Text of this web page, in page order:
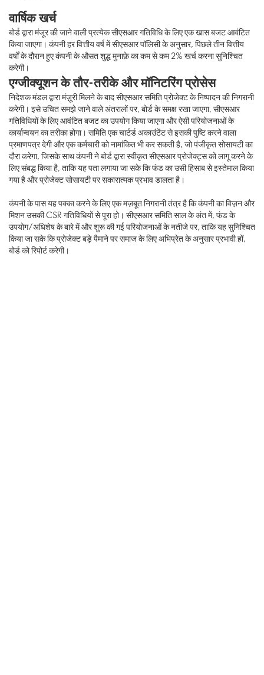
वार्षिक खर्च
बोर्ड द्वारा मंजूर की जाने वाली प्रत्येक सीएसआर गतिविधि के लिए एक खास बजट आवंटित
किया जाएगा। कंपनी हर वित्तीय वर्ष में सीएसआर पॉलिसी के अनुसार, पिछले तीन वित्तीय
वर्षों के दौरान हुए कंपनी के औसत शुद्ध मुनाफ़े का कम से कम 2% खर्च करना सुनिश्चित
करेगी।
एग्जीक्यूशन के तौर-तरीके और मॉनिटरिंग प्रोसेस
निदेशक मंडल द्वारा मंज़ूरी मिलने के बाद सीएसआर समिति प्रोजेक्ट के निष्पादन की निगरानी
करेगी। इसे उचित समझे जाने वाले अंतरालों पर, बोर्ड के समक्ष रखा जाएगा, सीएसआर
गतिविधियों के लिए आवंटित बजट का उपयोग किया जाएगा और ऐसी परियोजनाओं के
कार्यान्वयन का तरीका होगा। समिति एक चार्टर्ड अकाउंटेंट से इसकी पुष्टि करने वाला
प्रमाणपत्र देगी और एक कर्मचारी को नामांकित भी कर सकती है, जो पंजीकृत सोसायटी का
दौरा करेगा, जिसके साथ कंपनी ने बोर्ड द्वारा स्वीकृत सीएसआर प्रोजेक्ट्स को लागू करने के
लिए संबद्ध किया है, ताकि यह पता लगाया जा सके कि फंड का उसी हिसाब से इस्तेमाल किया
गया है और प्रोजेक्ट सोसायटी पर सकारात्मक प्रभाव डालता है।
कंपनी के पास यह पक्का करने के लिए एक मज़बूत निगरानी तंत्र है कि कंपनी का विज़न और
मिशन उसकी CSR गतिविधियों से पूरा हो। सीएसआर समिति साल के अंत में, फंड के
उपयोग/अधिशेष के बारे में और शुरू की गई परियोजनाओं के नतीजे पर, ताकि यह सुनिश्चित
किया जा सके कि प्रोजेक्ट बड़े पैमाने पर समाज के लिए अभिप्रेत के अनुसार प्रभावी हों,
बोर्ड को रिपोर्ट करेगी।